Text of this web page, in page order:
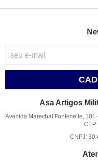
Asa Artigos
Avenida Marechal Fontenelle, 101
CNPJ: